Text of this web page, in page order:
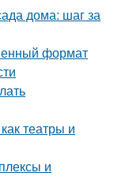
дома: шаг за
формат
театры и
и